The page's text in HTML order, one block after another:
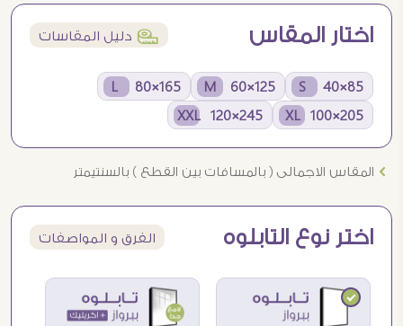
اختار المقاس í دليل المقاسات
85×40 S
125×60 M
165×80 L
205×100 XL
245×120 XXL
Ö المقاس الاجمالى ( بالمسافات بين القطع ) بالسنتيمتر
اختر نوع التابلوه الفرق و المواصفات